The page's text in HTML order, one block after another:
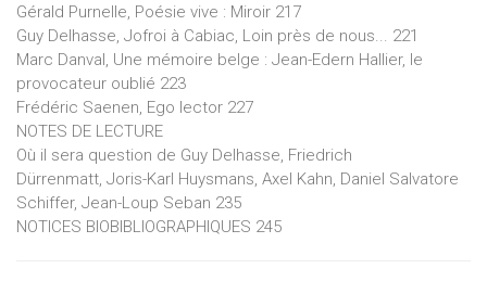
Gérald Purnelle, Poésie vive : Miroir 217
Guy Delhasse, Jofroi à Cabiac, Loin près de nous... 221
Marc Danval, Une mémoire belge : Jean-Edern Hallier, le
provocateur oublié 223
Frédéric Saenen, Ego lector 227
NOTES DE LECTURE
Où il sera question de Guy Delhasse, Friedrich
Dürrenmatt, Joris-Karl Huysmans, Axel Kahn, Daniel Salvatore
Schiffer, Jean-Loup Seban 235
NOTICES BIOBIBLIOGRAPHIQUES 245